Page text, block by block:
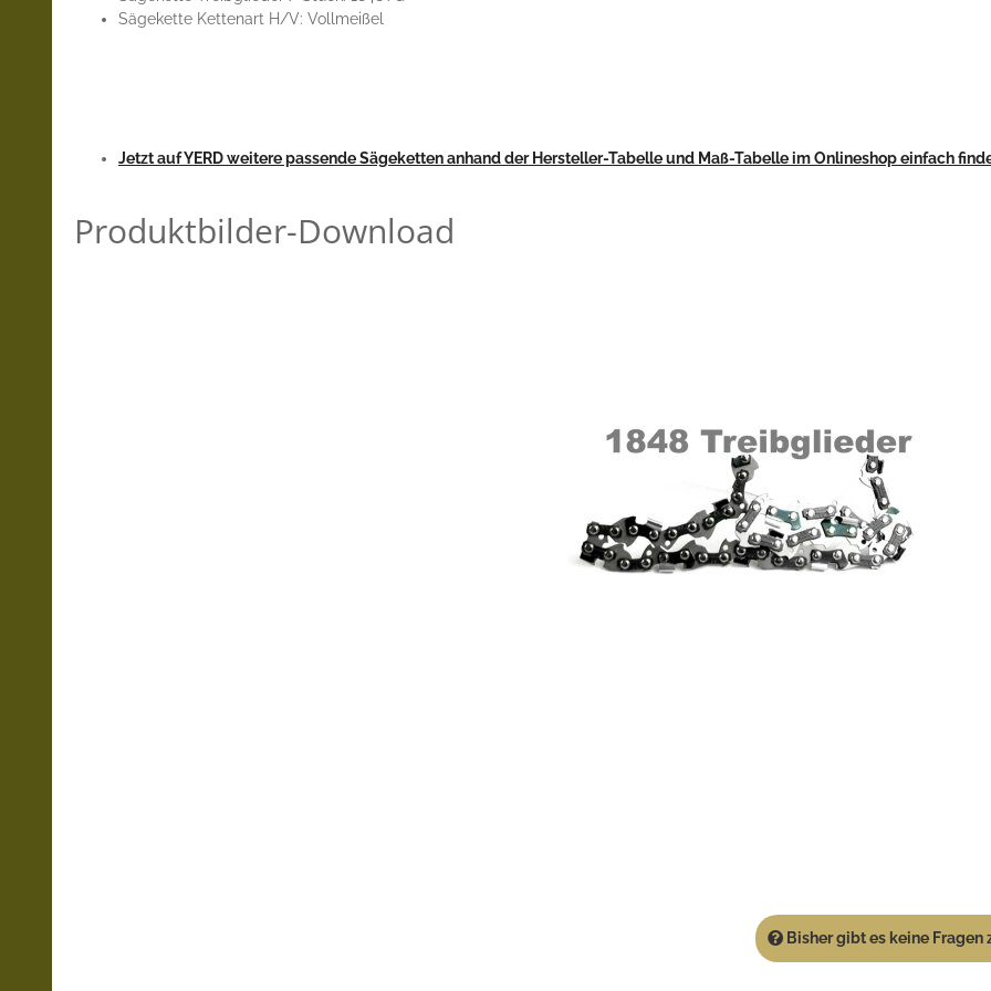
Sägekette Kettenart H/V: Vollmeißel
Jetzt auf YERD weitere passende Sägeketten anhand der Hersteller-Tabelle und Maß-Tabelle im Onlineshop einfach
Produktbilder-Download
Bisher gibt es keine Fragen